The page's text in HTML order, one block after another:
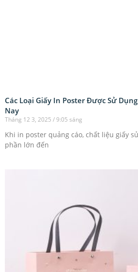
Các Loại Giấy In Poster Được Sử
Nay
Tháng 12 3, 2025 9:05 sáng
Khi in poster quảng cáo, chất liệu giấy
phần lớn đến